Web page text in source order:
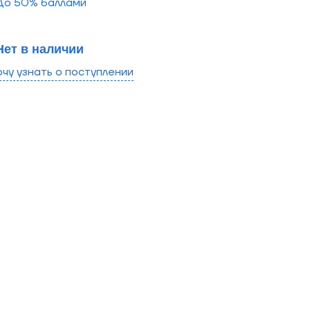
в наличии
узнать о поступлении